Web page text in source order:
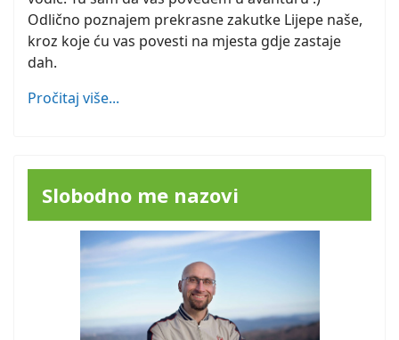
Odlično poznajem prekrasne zakutke Lijepe naše,
kroz koje ću vas povesti na mjesta gdje zastaje
dah.
Pročitaj više...
Slobodno me nazovi